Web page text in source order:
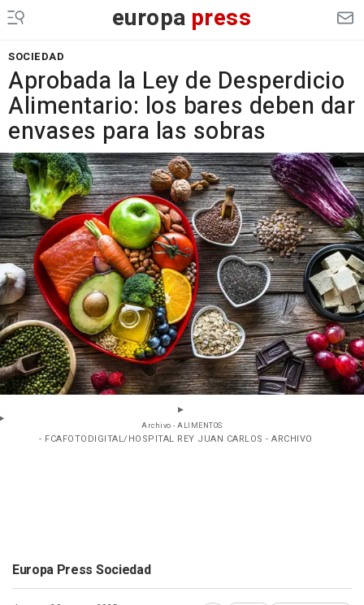
europa press
SOCIEDAD
Aprobada la Ley de Desperdicio
Alimentario: los bares deben dar
envases para las sobras
Archivo - ALIMENTOS
- FCAFOTODIGITAL/HOSPITAL REY JUAN CARLOS - ARCHIVO
Europa Press Sociedad